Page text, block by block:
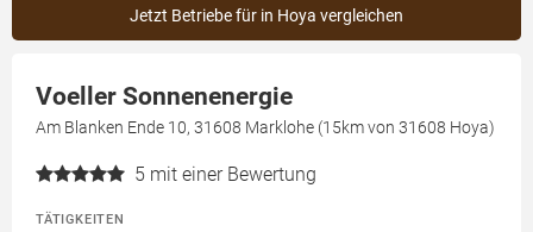
Jetzt Betriebe für in Hoya vergleichen
Voeller Sonnenenergie
Am Blanken Ende 10, 31608 Marklohe (15km von 31608 Hoya)
5 mit einer Bewertung
TÄTIGKEITEN